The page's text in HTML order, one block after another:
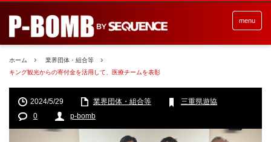
menu
ホーム
業界団体・組合等
キング観光からの寄付金を活用して、医療チームを表彰
2024/5/29 業界団体・組合等
三重県遊協
0
p-bomb